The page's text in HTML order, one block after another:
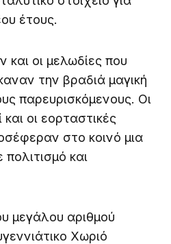
έτους.
οι μελωδίες που
την βραδιά μαγική
παρευρισκόμενους. Οι
οι εορταστικές
στο κοινό μια
και
μεγάλου αριθμού
Χωριό